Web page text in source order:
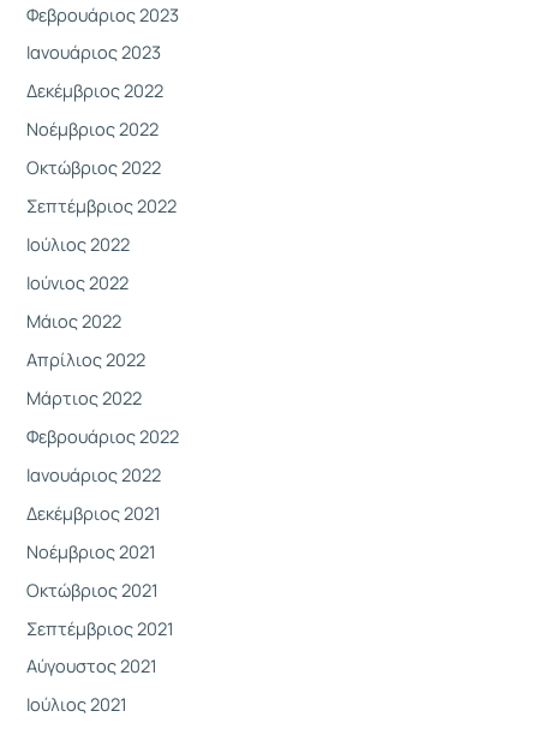
Φεβρουάριος 2023
Ιανουάριος 2023
Δεκέμβριος 2022
Νοέμβριος 2022
Οκτώβριος 2022
Σεπτέμβριος 2022
Ιούλιος 2022
Ιούνιος 2022
Μάιος 2022
Απρίλιος 2022
Μάρτιος 2022
Φεβρουάριος 2022
Ιανουάριος 2022
Δεκέμβριος 2021
Νοέμβριος 2021
Οκτώβριος 2021
Σεπτέμβριος 2021
Αύγουστος 2021
Ιούλιος 2021